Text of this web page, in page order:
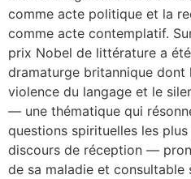
comme acte politique et la
comme acte contemplatif.
prix Nobel de littérature a
dramaturge britannique dont
violence du langage et le
— une thématique qui
questions spirituelles les
discours de réception —
de sa maladie et consultable